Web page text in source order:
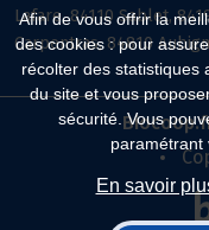
Afin de vous offrir la
des cookies : pour
récolter des statistiques
du site et vous
sécurité. Vous
paramétrant
En savoir
Lafare, 84110 Sablet,
Carpentras, 84810